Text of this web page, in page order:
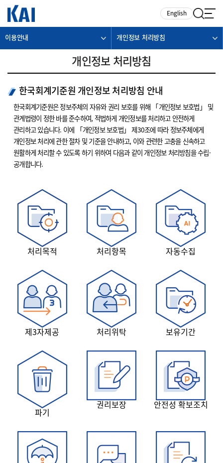
English
이용안내 개인정보 처리방침
개인정보 처리방침
한국회계기준원 개인정보 처리방침 안내
한국회계기준원은 정보주체의 자유와 권리 보호를 위해 「개인정보 보호법」 및
관계법령이 정한 바를 준수하여, 적법하게 개인정보를 처리하고 안전하게
관리하고 있습니다. 이에 「개인정보 보호법」 제30조에 따라 정보주체에게
개인정보 처리에 관한 절차 및 기준을 안내하고, 이와 관련한 고충을 신속하고
원활하게 처리할 수 있도록 하기 위하여 다음과 같이 개인정보 처리방침을 수립·
공개합니다.
처리목적 처리항목 자동수집
제3자제공 처리위탁 보유기간
파기
권리보장 안전성 확보조치